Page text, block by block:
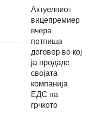
Актуелниот
вицeпремиер
вчера
потпиша
договор во кој
ја продаде
својата
компанија
ЕДС на
грчкото